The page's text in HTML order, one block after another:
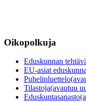
Oikopolkuja
Eduskunnan
EU-asiat
Puhelinluettelo
Tilastoja(avautuu
Eduskuntasanasto